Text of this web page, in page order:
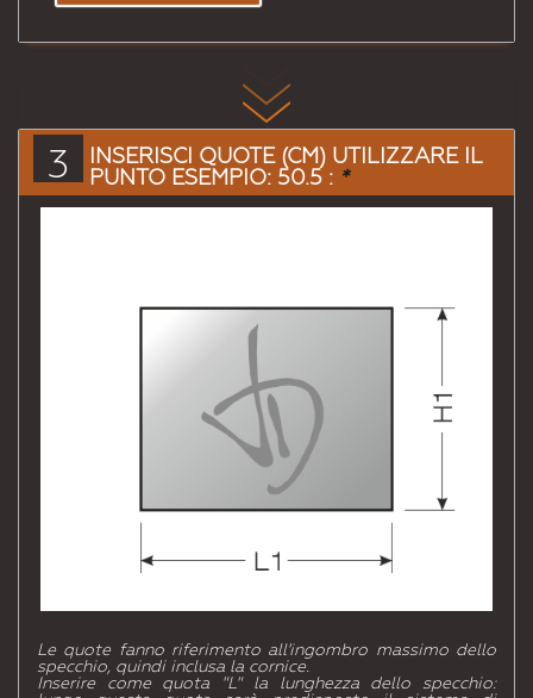
3
INSERISCI QUOTE (CM) UTILIZZARE IL
PUNTO ESEMPIO: 50.5 : *
Le quote fanno riferimento all'ingombro massimo dello
specchio, quindi inclusa la cornice.
Inserire come quota "L" la lunghezza dello specchio: